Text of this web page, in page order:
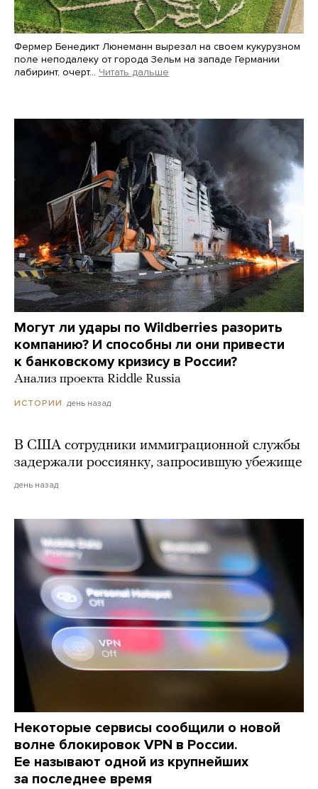
Фермер Бенедикт Люнеманн вырезал на своем кукурузном
поле неподалеку от города Зельм на западе Германии
лабиринт, очерт… Читать дальше
Могут ли удары по Wildberries разорить
компанию? И способны ли они привести
к банковскому кризису в России?
Анализ проекта Riddle Russia
ИСТОРИИ день назад
В США сотрудники иммиграционной службы
задержали россиянку, запросившую убежище
день назад
Некоторые сервисы сообщили о новой
волне блокировок VPN в России.
Ее называют одной из крупнейших
за последнее время